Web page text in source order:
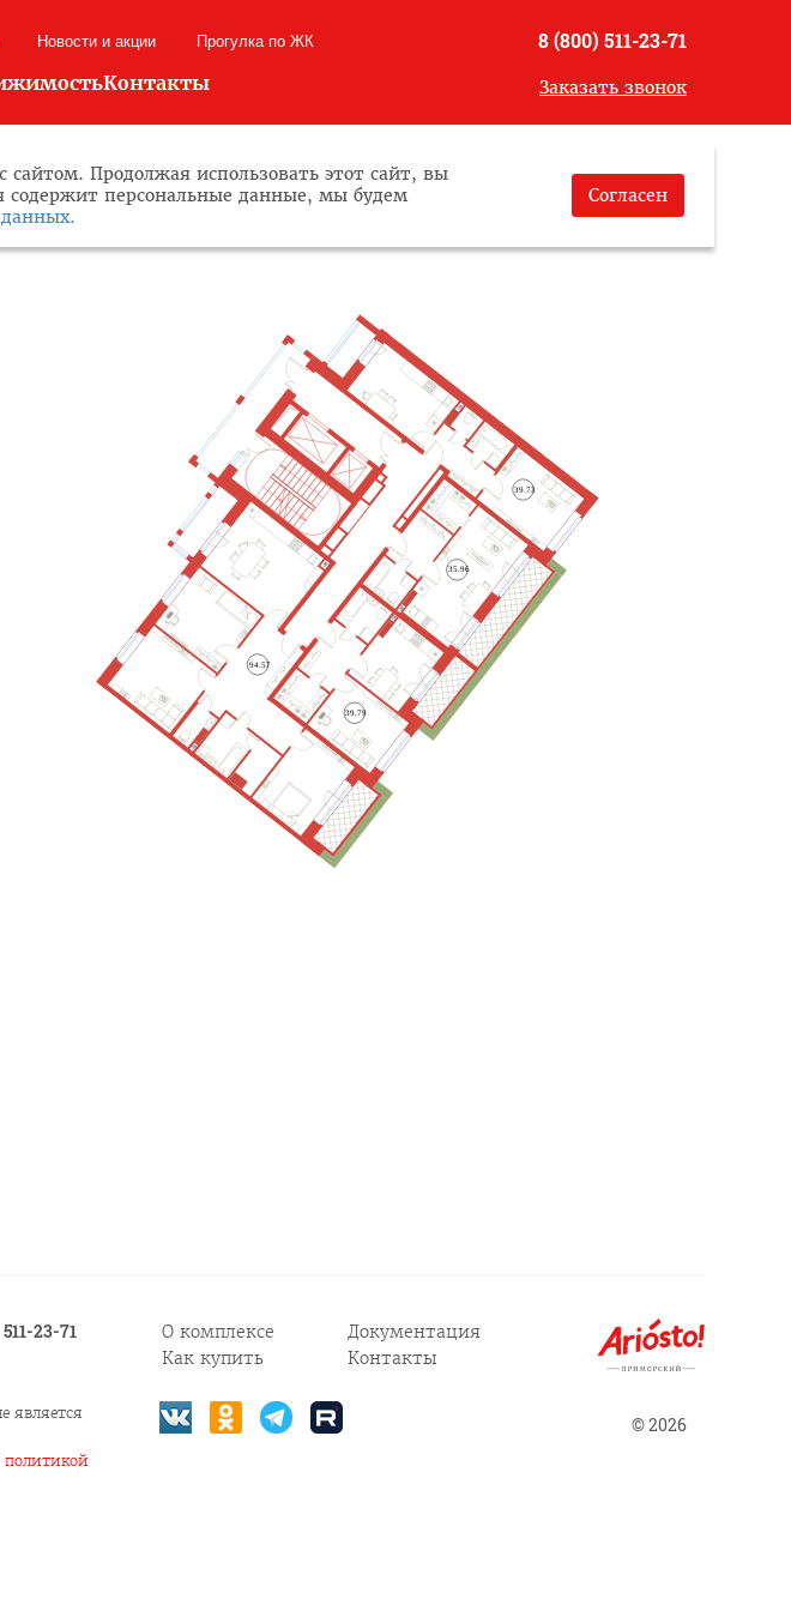
Новости и акции Прогулка по ЖК
Контакты
8 (800) 511-23-71
Заказать звонок
39.73
94.57
39.79
35.96
Продолжая использовать этот сайт, вы
содержит персональные данные, мы будем
Согласен
23-71
О комплексе
Как купить
Документация
Контакты
является
политикой
© 2026